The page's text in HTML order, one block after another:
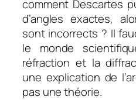
comment Descartes
d’angles exactes,
sont incorrects ? Il
le monde
réfraction et la
une explication de
pas une théorie.